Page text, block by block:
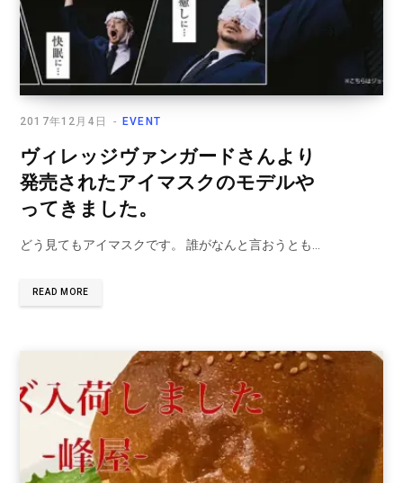
EVENT
2017年12月4日
ヴィレッジヴァンガードさんより
発売されたアイマスクのモデルや
ってきました。
どう見てもアイマスクです。 誰がなんと言おうとも…
READ MORE